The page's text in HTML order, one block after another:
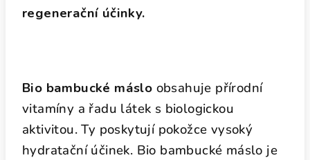
regenerační účinky.
Bio bambucké máslo obsahuje přírodní
vitamíny a řadu látek s biologickou
aktivitou. Ty poskytují pokožce vysoký
hydratační účinek. Bio bambucké máslo je